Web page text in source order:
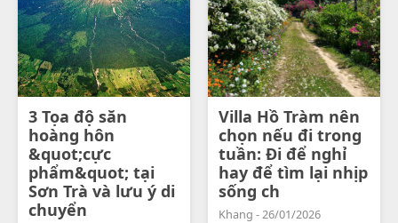
3 Tọa độ săn
hoàng hôn
&quot;cực
phẩm&quot; tại
Sơn Trà và lưu ý di
chuyển
Villa Hồ Tràm nên
chọn nếu đi trong
tuần: Đi để nghỉ
hay để tìm lại nhịp
sống ch
Khang - 26/01/2026